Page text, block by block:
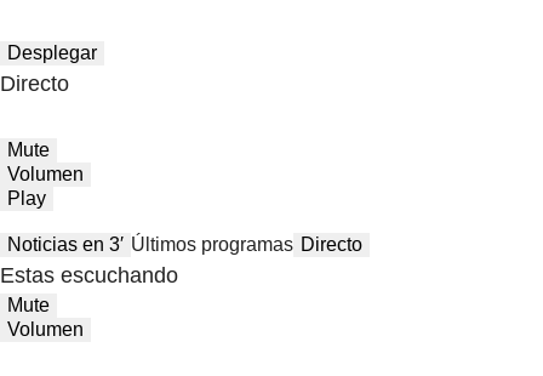
Desplegar
Directo
Mute
Volumen
Play
Noticias en 3′ Últimos programas Directo
Estas escuchando
Mute
Volumen